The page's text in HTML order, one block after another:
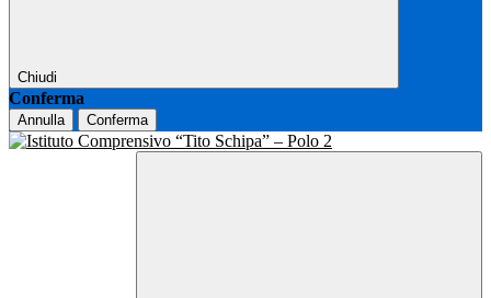
Chiudi
Conferma
Annulla Conferma